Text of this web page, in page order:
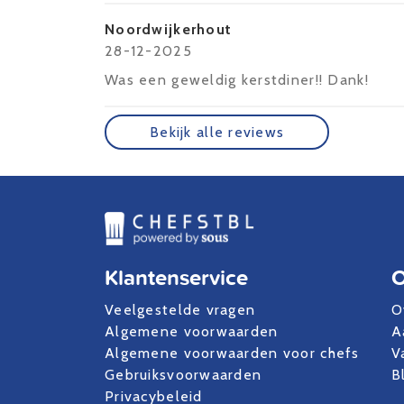
Noordwijkerhout
28-12-2025
Was een geweldig kerstdiner!! Dank!
Bekijk alle reviews
Klantenservice
Veelgestelde vragen
Algemene voorwaarden
Algemene voorwaarden voor chefs
Gebruiksvoorwaarden
Privacybeleid